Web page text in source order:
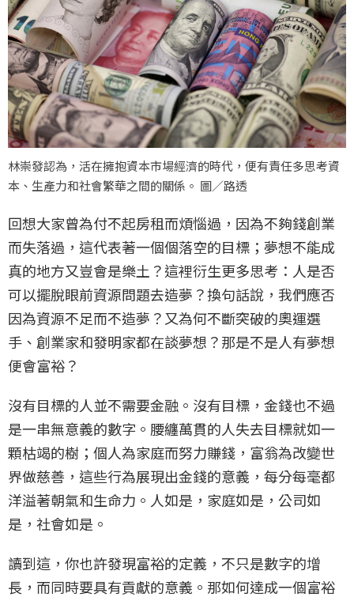
林崇發認為，活在擁抱資本市場經濟的時代，便有責任多思考資
本、生產力和社會繁華之間的關係。 圖／路透
回想大家曾為付不起房租而煩惱過，因為不夠錢創業
而失落過，這代表著一個個落空的目標；夢想不能成
真的地方又豈會是樂土？這裡衍生更多思考：人是否
可以擺脫眼前資源問題去造夢？換句話說，我們應否
因為資源不足而不造夢？又為何不斷突破的奧運選
手、創業家和發明家都在談夢想？那是不是人有夢想
便會富裕？
沒有目標的人並不需要金融。沒有目標，金錢也不過
是一串無意義的數字。腰纏萬貫的人失去目標就如一
顆枯竭的樹；個人為家庭而努力賺錢，富翁為改變世
界做慈善，這些行為展現出金錢的意義，每分每毫都
洋溢著朝氣和生命力。人如是，家庭如是，公司如
是，社會如是。
讀到這，你也許發現富裕的定義，不只是數字的增
長，而同時要具有貢獻的意義。那如何達成一個富裕